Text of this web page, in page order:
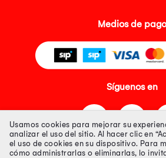
Medios de pago
Síguenos en
Usamos cookies para mejorar su
analizar el uso del sitio. Al hacer clic en
el uso de cookies en su dispositivo. Para
cómo administrarlas o eliminarlas, lo